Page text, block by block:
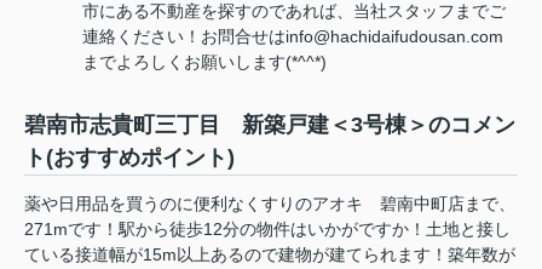
市にある不動産を探すのであれば、当社スタッフまでご
連絡ください！お問合せはinfo@hachidaifudousan.com
までよろしくお願いします(*^^*)
碧南市志貴町三丁目 新築戸建＜3号棟＞のコメン
ト(おすすめポイント)
薬や日用品を買うのに便利なくすりのアオキ 碧南中町店まで、
271mです！駅から徒歩12分の物件はいかがですか！土地と接し
ている接道幅が15m以上あるので建物が建てられます！築年数が